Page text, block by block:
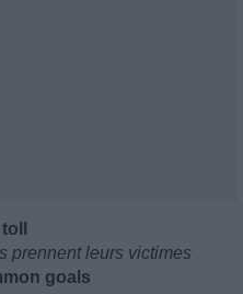
prennent leurs victimes
goals